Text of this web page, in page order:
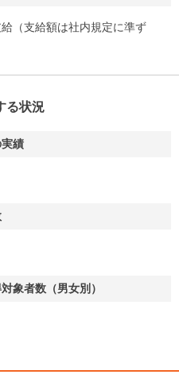
（支給額は社内規定に準ず
る状況
績
象者数（男女別）